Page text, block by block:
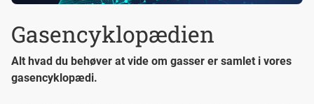
Gasencyklopædien
Alt hvad du behøver at vide om gasser er samlet i vores
gasencyklopædi.